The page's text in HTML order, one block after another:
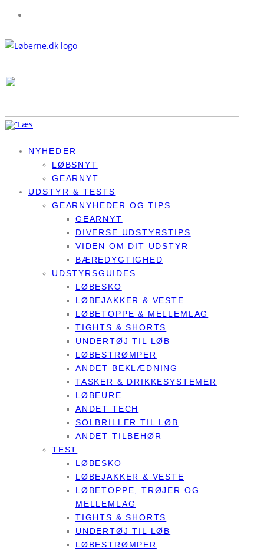
NYHEDER
LØBSNYT
GEARNYT
UDSTYR & TESTS
GEARNYHEDER OG TIPS
GEARNYT
DIVERSE UDSTYRSTIPS
VIDEN OM DIT UDSTYR
BÆREDYGTIGHED
UDSTYRSGUIDES
LØBESKO
LØBEJAKKER & VESTE
LØBETOPPE & MELLEMLAG
TIGHTS & SHORTS
UNDERTØJ TIL LØB
LØBESTRØMPER
ANDET BEKLÆDNING
TASKER & DRIKKESYSTEMER
LØBEURE
ANDET TECH
SOLBRILLER TIL LØB
ANDET TILBEHØR
TEST
LØBESKO
LØBEJAKKER & VESTE
LØBETOPPE, TRØJER OG
MELLEMLAG
TIGHTS & SHORTS
UNDERTØJ TIL LØB
LØBESTRØMPER